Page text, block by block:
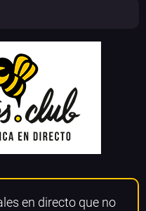
en directo que no